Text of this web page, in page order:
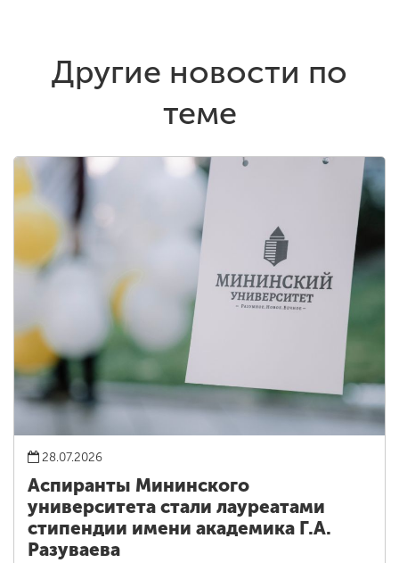
Другие новости по
теме
28.07.2026
Аспиранты Мининского
университета стали лауреатами
стипендии имени академика Г.А.
Разуваева